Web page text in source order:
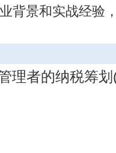
背景和实战经验
理者的纳税筹